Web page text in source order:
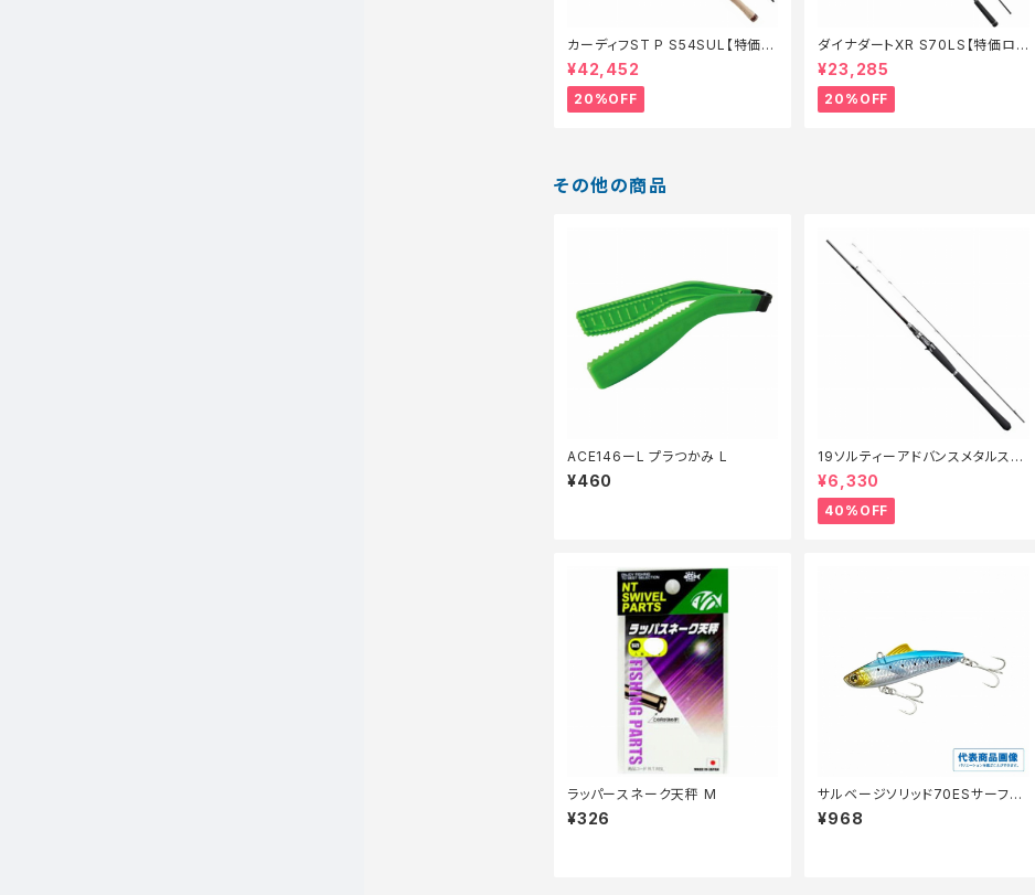
カーディフST P S54SUL【特価ロ
ッド】【20】
¥42,452
20%OFF
ダイナダートXR S70LS【特価ロッ
ド】【20】
¥23,285
20%OFF
その他の商品
ACE146ーL プラつかみ L
¥460
19ソルティーアドバンスメタルスッ
テ B66MLS【特価竿】【40】
¥6,330
40%OFF
ラッパースネーク天秤 M
¥326
サルベージソリッド70ESサーフエ
ディションXG−V70V
¥968